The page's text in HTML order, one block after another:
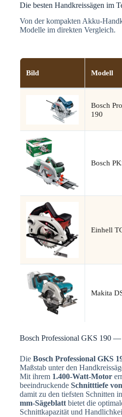
Die besten Handkreissägen im
Von der kompakten Akku-
Modelle im direkten Vergleich.
Bild Modell
Bosch
190
Bosch
Einhell
Makita
Bosch Professional GKS 190 —
Die Bosch Professional GKS
Maßstab unter den
Mit ihrem 1.400-Watt-Motor
beeindruckende Schnitttiefe
damit zu den tiefsten Schnitten
mm-Sägeblatt bietet die
Schnittkapazität und